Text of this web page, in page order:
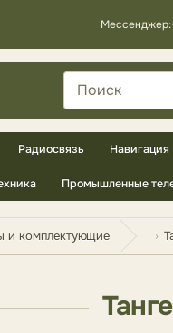
Мессенджер:
Радиосвязь Навигация
Промышленные
и комплектующие